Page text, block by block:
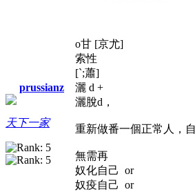
prussianz
天下一家
o甘 [京尤]
索性
[`;蕭]
灑 d +
灑脫d，
重新做番一個正常人，
無需再
奴化自己 or
奴疫自己 or